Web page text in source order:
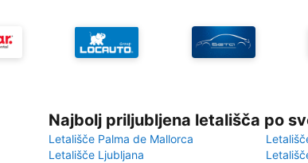
Najbolj priljubljena letališča po
Letališče Palma de Mallorca
Letališče Ljubljana